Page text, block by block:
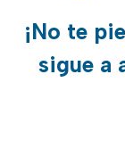
¡No te
sigue a